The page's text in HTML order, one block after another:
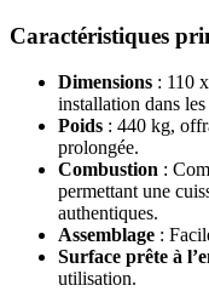
Caractéristiques
Dimensions : 110
installation dans
Poids : 440 kg,
prolongée.
Combustion :
permettant une
authentiques.
Assemblage :
Surface prête à
utilisation.